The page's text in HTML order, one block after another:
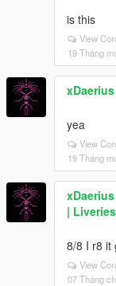
is this
View
19 Tháng
xDaerius
yea
View
19 Tháng
xDaerius
|
8/8 I r8 it
View
07 Tháng